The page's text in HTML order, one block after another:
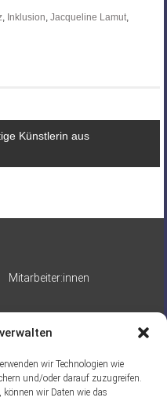
wir Technologien wie
und/oder darauf zuzugreifen.
wir Daten wie das
, Inklusion, Jacqueline Lamut,
Künstlerin aus
Mitarbeiter:innen